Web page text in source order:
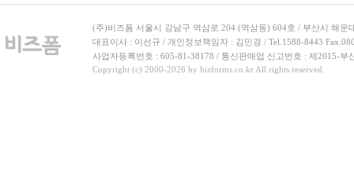
(주)비즈폼 서울시 강남구 역삼로 204 (역삼동) 604호 / 부산시 해운
대표이사 : 이선규 / 개인정보책임자 : 김민경 / Tel.1588-8443
사업자등록번호 : 605-81-38178 / 통신판매업 신고번호 : 제2015-부
Copyright (c) 2000-2026 by bizforms.co.kr All rights reserved.